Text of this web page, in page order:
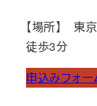
【場所】 東
徒歩3分
申込みフォー